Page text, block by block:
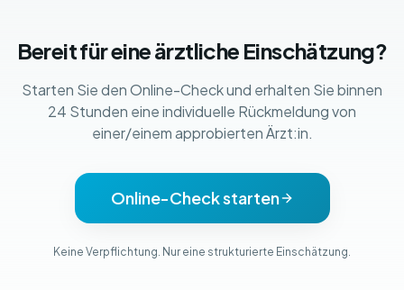
Bereit für eine ärztliche Einschätzung?
Starten Sie den Online-Check und erhalten Sie binnen
24 Stunden eine individuelle Rückmeldung von
einer/einem approbierten Ärzt:in.
Online-Check starten
Keine Verpflichtung. Nur eine strukturierte Einschätzung.